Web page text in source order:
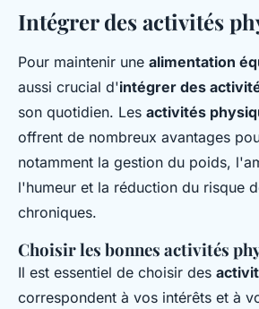
Intégrer des activités
Pour maintenir une alimentation
aussi crucial d'intégrer des
son quotidien. Les activités
offrent de nombreux avantages
notamment la gestion du poids,
l'humeur et la réduction du risque
chroniques.
Choisir les bonnes activités
Il est essentiel de choisir des
correspondent à vos intérêts et à